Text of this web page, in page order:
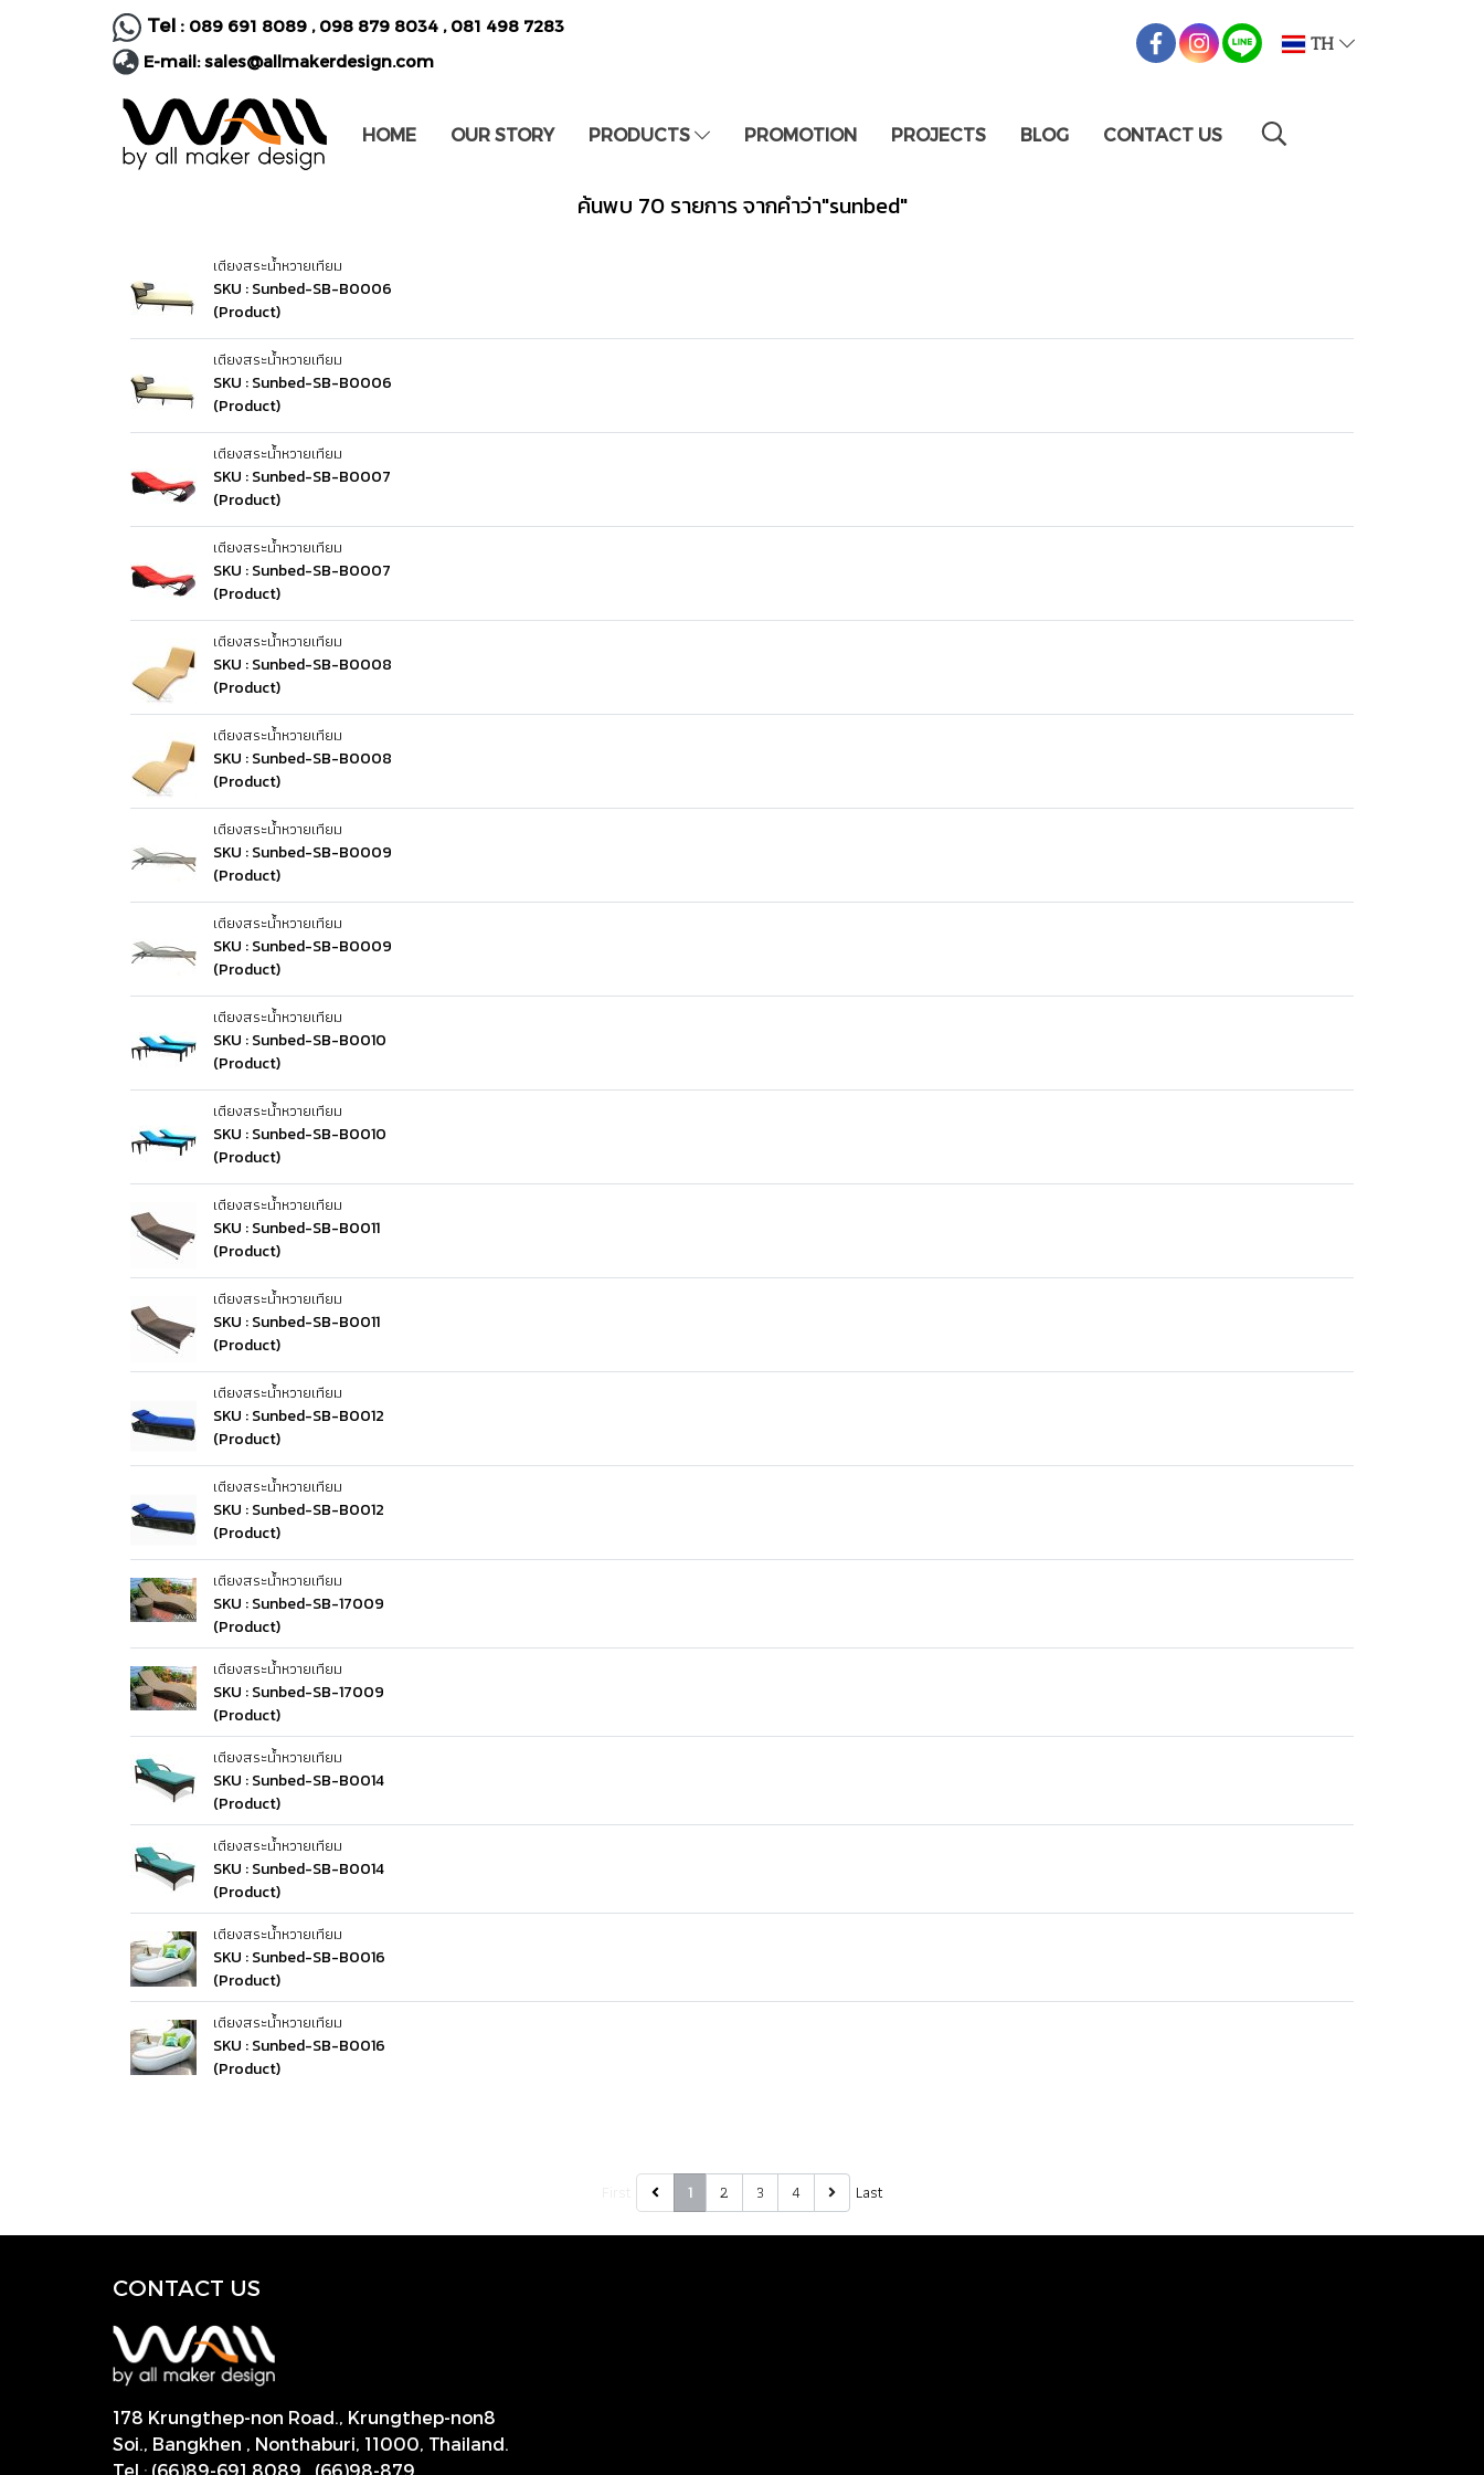
Tel : 089 691 8089 , 098 879 8034 , 081 498 7283
E-mail:sales@allmakerdesign.com
TH
HOME OUR STORY PRODUCTS PROMOTION PROJECTS BLOG CONTACT US
ค้นพบ 70 รายการ จากคำว่า"sunbed"
เตียงสระน้ำหวายเทียม
SKU : Sunbed-SB-B0006
(Product)
เตียงสระน้ำหวายเทียม
SKU : Sunbed-SB-B0006
(Product)
เตียงสระน้ำหวายเทียม
SKU : Sunbed-SB-B0007
(Product)
เตียงสระน้ำหวายเทียม
SKU : Sunbed-SB-B0007
(Product)
เตียงสระน้ำหวายเทียม
SKU : Sunbed-SB-B0008
(Product)
เตียงสระน้ำหวายเทียม
SKU : Sunbed-SB-B0008
(Product)
เตียงสระน้ำหวายเทียม
SKU : Sunbed-SB-B0009
(Product)
เตียงสระน้ำหวายเทียม
SKU : Sunbed-SB-B0009
(Product)
เตียงสระน้ำหวายเทียม
SKU : Sunbed-SB-B0010
(Product)
เตียงสระน้ำหวายเทียม
SKU : Sunbed-SB-B0010
(Product)
เตียงสระน้ำหวายเทียม
SKU : Sunbed-SB-B0011
(Product)
เตียงสระน้ำหวายเทียม
SKU : Sunbed-SB-B0011
(Product)
เตียงสระน้ำหวายเทียม
SKU : Sunbed-SB-B0012
(Product)
เตียงสระน้ำหวายเทียม
SKU : Sunbed-SB-B0012
(Product)
เตียงสระน้ำหวายเทียม
SKU : Sunbed-SB-17009
(Product)
เตียงสระน้ำหวายเทียม
SKU : Sunbed-SB-17009
(Product)
เตียงสระน้ำหวายเทียม
SKU : Sunbed-SB-B0014
(Product)
เตียงสระน้ำหวายเทียม
SKU : Sunbed-SB-B0014
(Product)
เตียงสระน้ำหวายเทียม
SKU : Sunbed-SB-B0016
(Product)
เตียงสระน้ำหวายเทียม
SKU : Sunbed-SB-B0016
(Product)
1 2 3 4 Last
CONTACT US
178 Krungthep-non Road., Krungthep-non8
Soi., Bangkhen , Nonthaburi, 11000, Thailand.
Tel : (66)89-691 8089 (66)98-879